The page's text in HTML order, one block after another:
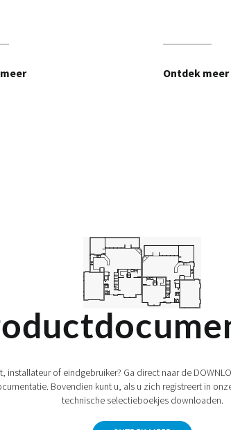
Ontdek meer
installateur of eindgebruiker? Ga direct naar de
Bovendien kunt u, als u zich registreert in
technische selectieboekjes downloaden.